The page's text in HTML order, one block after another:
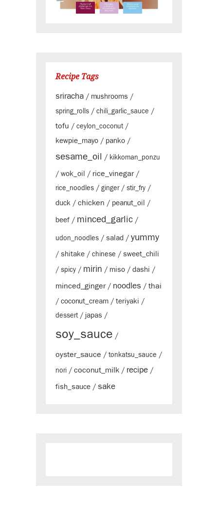
Recipe Tags
sriracha / mushrooms /
spring_rolls / chili_garlic_sauce /
tofu / ceylon_coconut /
kewpie_mayo / panko /
sesame_oil / kikkoman_ponzu
/ wok_oil / rice_vinegar/
rice_noodles / ginger/ stir_fry /
duck / chicken / peanut_oil /
beef / minced_garlic /
udon_noodles / salad / yummy
/ shitake / chinese / sweet_chili
/ spicy / mirin / miso / dashi /
minced_ginger/ noodles / thai
/ coconut_cream / teriyaki /
dessert / japas /
soy_sauce /
oyster_sauce / tonkatsu_sauce /
nori / coconut_milk / recipe /
fish_sauce / sake